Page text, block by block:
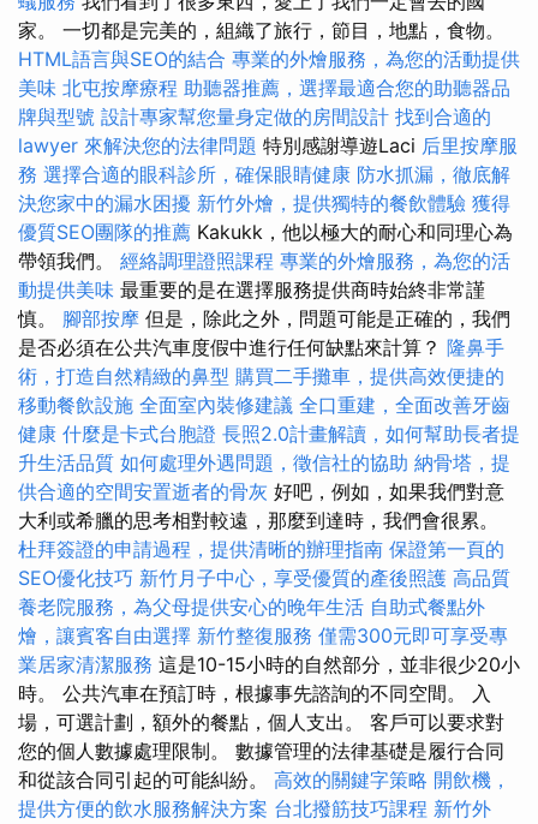
家。 一切都是完美的，組織了旅行，節目，地點，食物。
HTML語言與SEO的結合 專業的外燴服務，為您的活動提供
美味 北屯按摩療程 助聽器推薦，選擇最適合您的助聽器品
牌與型號 設計專家幫您量身定做的房間設計 找到合適的
lawyer 來解決您的法律問題 特別感謝導遊Laci 后里按摩服
務 選擇合適的眼科診所，確保眼睛健康 防水抓漏，徹底解
決您家中的漏水困擾 新竹外燴，提供獨特的餐飲體驗 獲得
優質SEO團隊的推薦 Kakukk，他以極大的耐心和同理心為
帶領我們。 經絡調理證照課程 專業的外燴服務，為您的活
動提供美味 最重要的是在選擇服務提供商時始終非常謹
慎。 腳部按摩 但是，除此之外，問題可能是正確的，我們
是否必須在公共汽車度假中進行任何缺點來計算？ 隆鼻手
術，打造自然精緻的鼻型 購買二手攤車，提供高效便捷的
移動餐飲設施 全面室內裝修建議 全口重建，全面改善牙齒
健康 什麼是卡式台胞證 長照2.0計畫解讀，如何幫助長者提
升生活品質 如何處理外遇問題，徵信社的協助 納骨塔，提
供合適的空間安置逝者的骨灰 好吧，例如，如果我們對意
大利或希臘的思考相對較遠，那麼到達時，我們會很累。
杜拜簽證的申請過程，提供清晰的辦理指南 保證第一頁的
SEO優化技巧 新竹月子中心，享受優質的產後照護 高品質
養老院服務，為父母提供安心的晚年生活 自助式餐點外
燴，讓賓客自由選擇 新竹整復服務 僅需300元即可享受專
業居家清潔服務 這是10-15小時的自然部分，並非很少20小
時。 公共汽車在預訂時，根據事先諮詢的不同空間。 入
場，可選計劃，額外的餐點，個人支出。 客戶可以要求對
您的個人數據處理限制。 數據管理的法律基礎是履行合同
和從該合同引起的可能糾紛。 高效的關鍵字策略 開飲機，
提供方便的飲水服務解決方案 台北撥筋技巧課程 新竹外